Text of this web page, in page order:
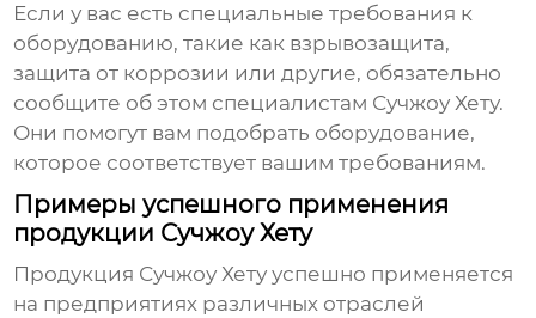
Если у вас есть специальные требования к
оборудованию, такие как взрывозащита,
защита от коррозии или другие, обязательно
сообщите об этом специалистам Сучжоу Хету.
Они помогут вам подобрать оборудование,
которое соответствует вашим требованиям.
Примеры успешного применения
продукции Сучжоу Хету
Продукция Сучжоу Хету успешно применяется
на предприятиях различных отраслей